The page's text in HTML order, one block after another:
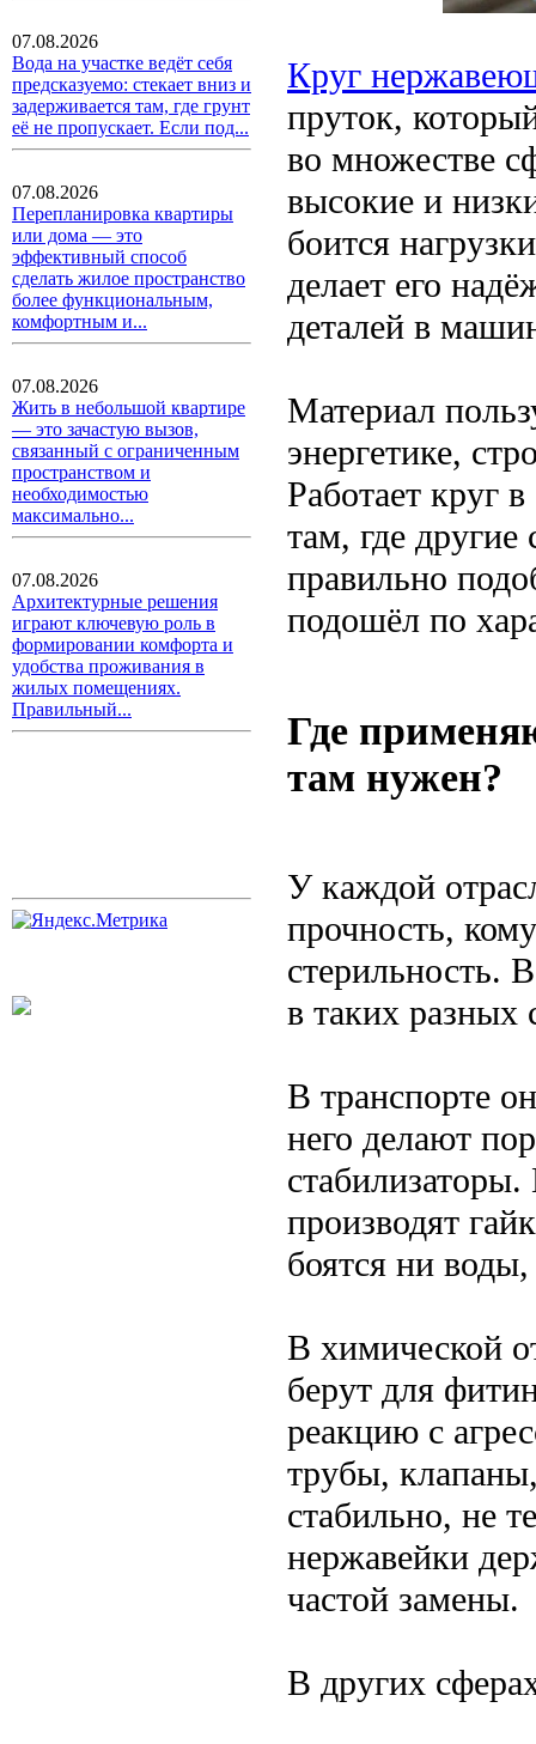
07.08.2026
Вода на участке ведёт себя
предсказуемо: стекает вниз и
задерживается там, где грунт
её не пропускает. Если под...
07.08.2026
Перепланировка квартиры
или дома — это
эффективный способ
сделать жилое пространство
более функциональным,
комфортным и...
07.08.2026
Жить в небольшой квартире
— это зачастую вызов,
связанный с ограниченным
пространством и
необходимостью
максимально...
07.08.2026
Архитектурные решения
играют ключевую роль в
формировании комфорта и
удобства проживания в
жилых помещениях.
Правильный...
Круг
пруток,
во множестве
высокие и
боится
делает его
деталей в
Материал
энергетике,
Работает круг
там, где
правильно
подошёл по
Где
там нужен?
У каждой
прочность,
стерильность.
в таких разных
В транспорте
него делают
производят
боятся ни
В химической
берут для
реакцию с
трубы,
стабильно, не
нержавейки
частой замены.
В других